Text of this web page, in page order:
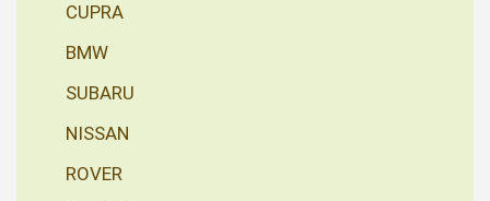
CUPRA
BMW
SUBARU
NISSAN
ROVER